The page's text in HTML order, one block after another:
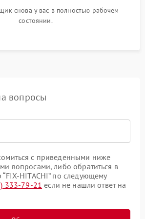
снова у вас в полностью рабочем
состоянии.
вопросы
с приведенными ниже
вопросами, либо обратиться в
HITACHI” по следующему
333-79-21 если не нашли ответ на